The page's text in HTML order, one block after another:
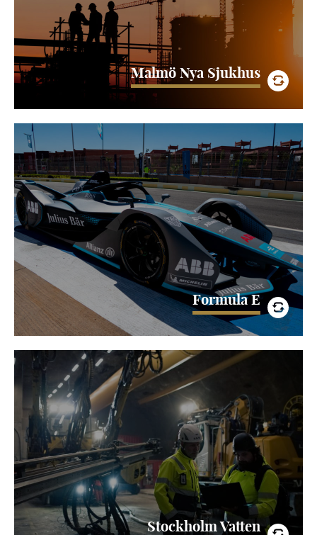
Malmö Nya Sjukhus
Formula E
Formula E
Formula E är en global motorsportserie med totalt 16 race
i 11 städer runt om i världen. Att TPO har fått förtroendet
att leverera uppkoppling…
LÄS MER
Stockholm Vatten
Stockholm Vatten
För att möta den växande stadens behov pågår just nu ett
projekt med namnet Stockholms Framtida Avloppsrening.
Bland annat ska man fördubbla kapaciteten hos
Henriksdals…
LÄS MER